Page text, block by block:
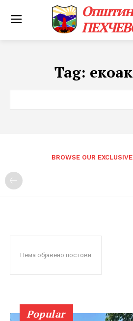
Tag:
BROWSE OUR
Нема објавено постови
Popular